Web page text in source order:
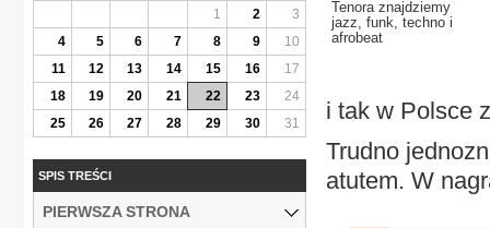
Tenora znajdziemy
jazz, funk, techno i
afrobeat
i tak w Polsce
Trudno
atutem. W
1
2
3
4
5 6 7 8 9
10
11
12 13 14 15 16
17
18
19 20 21 22 23
24
25
26 27 28 29 30 31
SPIS TREŚCI
PIERWSZA STRONA